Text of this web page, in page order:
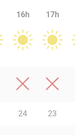
16h 17h
24 23